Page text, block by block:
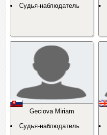
Судья-наблюдатель
Geciova Miriam
Судья-наблюдатель